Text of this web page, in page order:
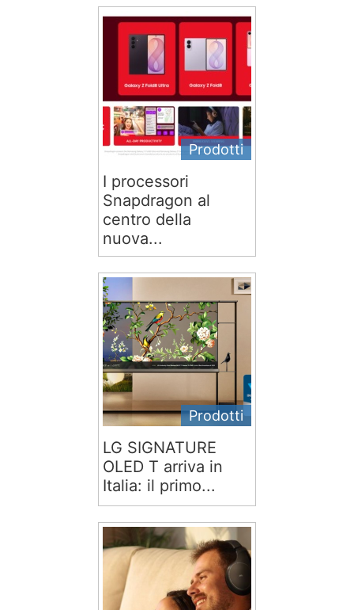
Prodotti
I processori
Snapdragon al
centro della
nuova...
Prodotti
LG SIGNATURE
OLED T arriva in
Italia: il primo...